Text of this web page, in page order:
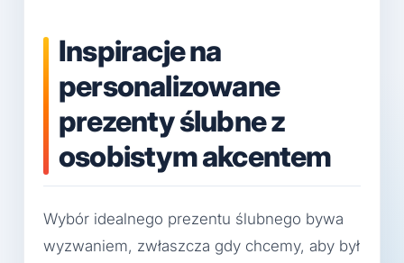
Inspiracje na
personalizowane
prezenty ślubne z
osobistym akcentem
Wybór idealnego prezentu ślubnego bywa
wyzwaniem, zwłaszcza gdy chcemy, aby był